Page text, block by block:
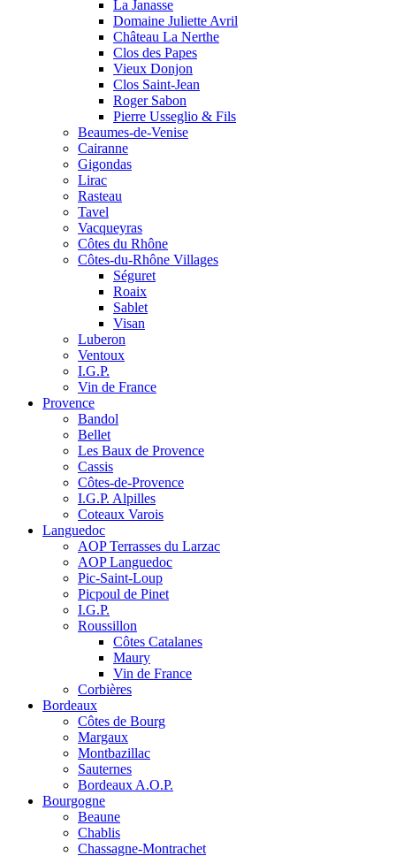
La Janasse
Domaine Juliette Avril
Château La Nerthe
Clos des Papes
Vieux Donjon
Clos Saint-Jean
Roger Sabon
Pierre Usseglio & Fils
Beaumes-de-Venise
Cairanne
Gigondas
Lirac
Rasteau
Tavel
Vacqueyras
Côtes du Rhône
Côtes-du-Rhône Villages
Séguret
Roaix
Sablet
Visan
Luberon
Ventoux
I.G.P.
Vin de France
Provence
Bandol
Bellet
Les Baux de Provence
Cassis
Côtes-de-Provence
I.G.P. Alpilles
Coteaux Varois
Languedoc
AOP Terrasses du Larzac
AOP Languedoc
Pic-Saint-Loup
Picpoul de Pinet
I.G.P.
Roussillon
Côtes Catalanes
Maury
Vin de France
Corbières
Bordeaux
Côtes de Bourg
Margaux
Montbazillac
Sauternes
Bordeaux A.O.P.
Bourgogne
Beaune
Chablis
Chassagne-Montrachet